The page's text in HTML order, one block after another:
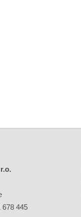
678 445